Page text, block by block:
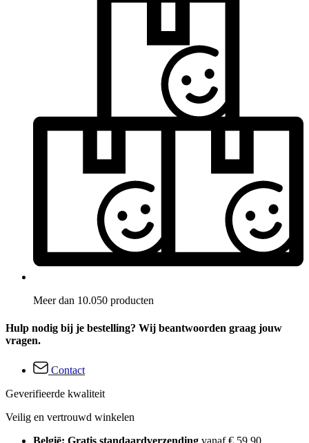
Meer dan 10.050 producten
Hulp nodig bij je bestelling? Wij beantwoorden graag jouw
vragen.
Contact
Geverifieerde kwaliteit
Veilig en vertrouwd winkelen
België: Gratis standaardverzending vanaf € 59,90